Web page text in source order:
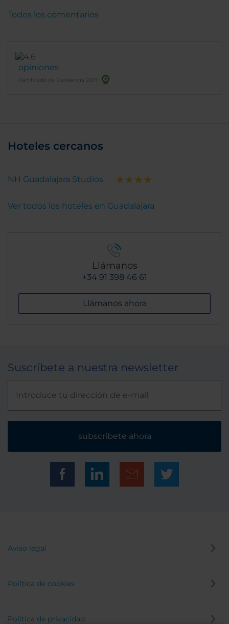
opiniones
Certificado de Excelencia 2017
Todos los comentarios
Hoteles cercanos
NH Guadalajara Studios
Ver todos los hoteles en Guadalajara
Llámanos
+34 91 398 46 61
Llámanos ahora
Suscríbete a nuestra newsletter
subscríbete ahora
Aviso legal
Política de cookies
Política de privacidad